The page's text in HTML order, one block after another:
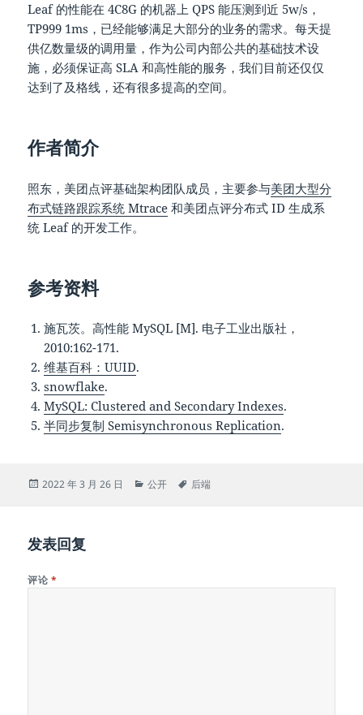
Leaf 的性能在 4C8G 的机器上 QPS 能压测到近 5w/s，
TP999 1ms，已经能够满足大部分的业务的需求。每天提
供亿数量级的调用量，作为公司内部公共的基础技术设
施，必须保证高 SLA 和高性能的服务，我们目前还仅仅
达到了及格线，还有很多提高的空间。
作者简介
照东，美团点评基础架构团队成员，主要参与美团大型分
布式链路跟踪系统 Mtrace 和美团点评分布式 ID 生成系
统 Leaf 的开发工作。
参考资料
施瓦茨。高性能 MySQL [M]. 电子工业出版社，
2010:162-171.
维基百科：UUID.
snowflake.
MySQL: Clustered and Secondary Indexes.
半同步复制 Semisynchronous Replication.
发
2022 年 3 月 26 日
分
公开
标
后端
发表回复
评论 *